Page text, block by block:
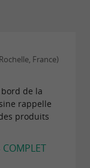
chef propose
mais
approche
de
des
France)
de la
rappelle
produits
COMPLET